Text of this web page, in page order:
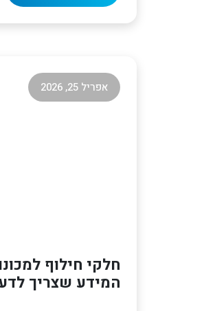
אפריל 25, 2026
חלקי חילוף
המידע שצריך